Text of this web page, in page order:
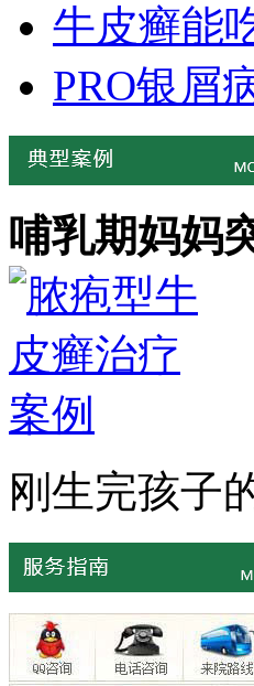
牛皮癣能
PRO银屑
哺乳期妈妈
刚生完孩子